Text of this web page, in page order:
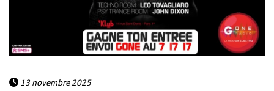
13 novembre 2025